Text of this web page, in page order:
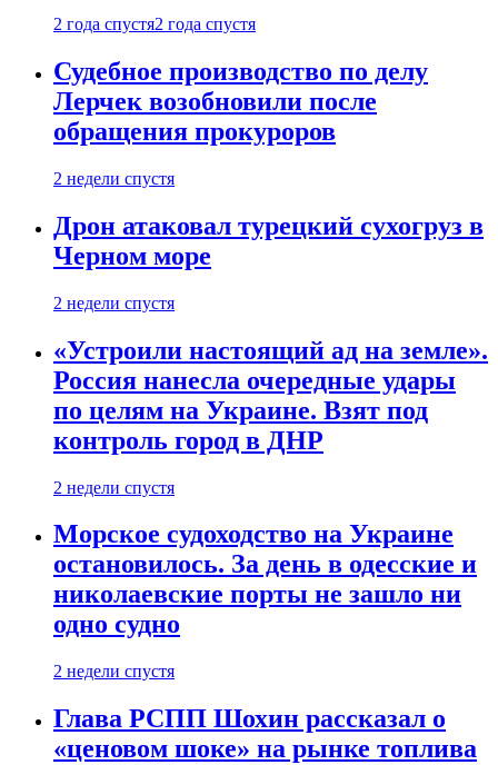
2 года спустя2 года спустя
Судебное производство по делу
Лерчек возобновили после
обращения прокуроров
2 недели спустя
Дрон атаковал турецкий сухогруз в
Черном море
2 недели спустя
«Устроили настоящий ад на земле».
Россия нанесла очередные удары
по целям на Украине. Взят под
контроль город в ДНР
2 недели спустя
Морское судоходство на Украине
остановилось. За день в одесские и
николаевские порты не зашло ни
одно судно
2 недели спустя
Глава РСПП Шохин рассказал о
«ценовом шоке» на рынке топлива